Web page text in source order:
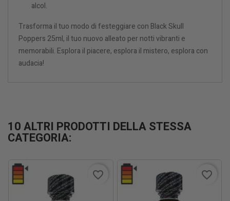
alcol.
Trasforma il tuo modo di festeggiare con Black Skull
Poppers 25ml, il tuo nuovo alleato per notti vibranti e
memorabili. Esplora il piacere, esplora il mistero, esplora con
audacia!
10 ALTRI PRODOTTI DELLA STESSA
CATEGORIA:
favorite_border favorite_border